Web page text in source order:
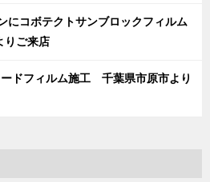
にコボテクトサンブロックフィルム
ご来店
ドフィルム施工 千葉県市原市より